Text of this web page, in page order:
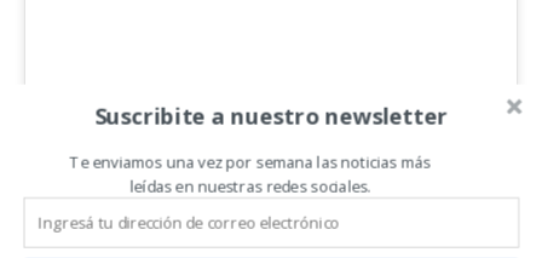
Suscribite a nuestro newsletter
Te enviamos una vez por semana las noticias más
leídas en nuestras redes sociales.